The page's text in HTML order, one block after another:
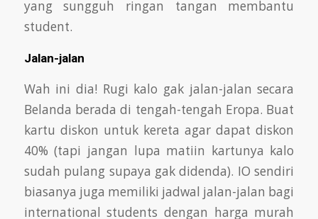
yang sungguh ringan tangan membantu
student.
Jalan-jalan
Wah ini dia! Rugi kalo gak jalan-jalan secara
Belanda berada di tengah-tengah Eropa. Buat
kartu diskon untuk kereta agar dapat diskon
40%(tapi jangan lupa matiin kartunya kalo
sudah pulang supaya gak didenda). IO sendiri
biasanya juga memiliki jadwal jalan-jalan bagi
internationalstudents dengan harga murah